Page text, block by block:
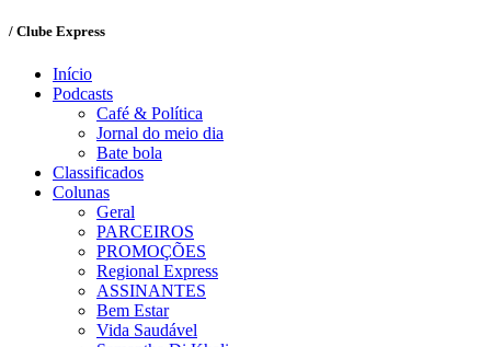
/ Clube Express
Início
Podcasts
Café & Política
Jornal do meio dia
Bate bola
Classificados
Colunas
Geral
PARCEIROS
PROMOÇÕES
Regional Express
ASSINANTES
Bem Estar
Vida Saudável